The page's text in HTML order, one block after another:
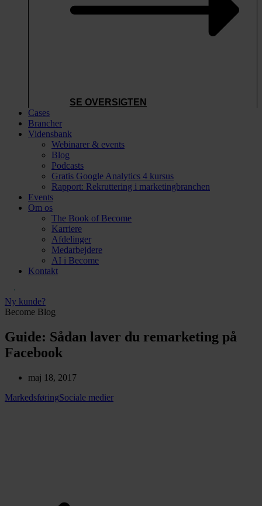
SE OVERSIGTEN
Cases
Brancher
Vidensbank
Webinarer & events
Blog
Podcasts
Gratis Google Analytics 4 kursus
Rapport: Rekruttering i marketingbranchen
Events
Om os
The Book of Become
Karriere
Afdelinger
Medarbejdere
AI i Become
Kontakt
Ny kunde?
Become Blog
Guide: Sådan laver du remarketing på
Facebook
maj 18, 2017
MarkedsføringSociale medier